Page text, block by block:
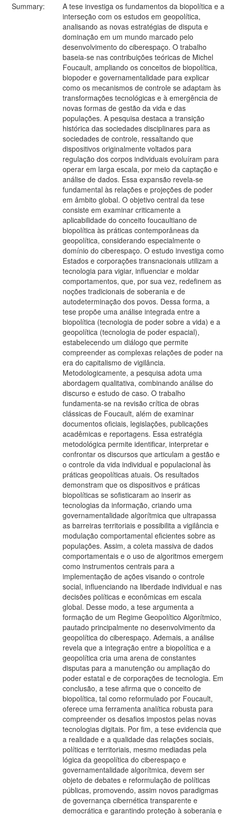
Summary:
A tese investiga os fundamentos da biopolítica e a
interseção com os estudos em geopolítica,
analisando as novas estratégias de disputa e
dominação em um mundo marcado pelo
desenvolvimento do ciberespaço. O trabalho
baseia-se nas contribuições teóricas de Michel
Foucault, ampliando os conceitos de biopolítica,
biopoder e governamentalidade para explicar
como os mecanismos de controle se adaptam às
transformações tecnológicas e à emergência de
novas formas de gestão da vida e das
populações. A pesquisa destaca a transição
histórica das sociedades disciplinares para as
sociedades de controle, ressaltando que
dispositivos originalmente voltados para
regulação dos corpos individuais evoluíram para
operar em larga escala, por meio da captação e
análise de dados. Essa expansão revela-se
fundamental às relações e projeções de poder
em âmbito global. O objetivo central da tese
consiste em examinar criticamente a
aplicabilidade do conceito foucaultiano de
biopolítica às práticas contemporâneas da
geopolítica, considerando especialmente o
domínio do ciberespaço. O estudo investiga como
Estados e corporações transnacionais utilizam a
tecnologia para vigiar, influenciar e moldar
comportamentos, que, por sua vez, redefinem as
noções tradicionais de soberania e de
autodeterminação dos povos. Dessa forma, a
tese propõe uma análise integrada entre a
biopolítica (tecnologia de poder sobre a vida) e a
geopolítica (tecnologia de poder espacial),
estabelecendo um diálogo que permite
compreender as complexas relações de poder na
era do capitalismo de vigilância.
Metodologicamente, a pesquisa adota uma
abordagem qualitativa, combinando análise do
discurso e estudo de caso. O trabalho
fundamenta-se na revisão crítica de obras
clássicas de Foucault, além de examinar
documentos oficiais, legislações, publicações
acadêmicas e reportagens. Essa estratégia
metodológica permite identificar, interpretar e
confrontar os discursos que articulam a gestão e
o controle da vida individual e populacional às
práticas geopolíticas atuais. Os resultados
demonstram que os dispositivos e práticas
biopolíticas se sofisticaram ao inserir as
tecnologias da informação, criando uma
governamentalidade algorítmica que ultrapassa
as barreiras territoriais e possibilita a vigilância e
modulação comportamental eficientes sobre as
populações. Assim, a coleta massiva de dados
comportamentais e o uso de algoritmos emergem
como instrumentos centrais para a
implementação de ações visando o controle
social, influenciando na liberdade individual e nas
decisões políticas e econômicas em escala
global. Desse modo, a tese argumenta a
formação de um Regime Geopolítico Algorítmico,
pautado principalmente no desenvolvimento da
geopolítica do ciberespaço. Ademais, a análise
revela que a integração entre a biopolítica e a
geopolítica cria uma arena de constantes
disputas para a manutenção ou ampliação do
poder estatal e de corporações de tecnologia. Em
conclusão, a tese afirma que o conceito de
biopolítica, tal como reformulado por Foucault,
oferece uma ferramenta analítica robusta para
compreender os desafios impostos pelas novas
tecnologias digitais. Por fim, a tese evidencia que
a realidade e a qualidade das relações sociais,
políticas e territoriais, mesmo mediadas pela
lógica da geopolítica do ciberespaço e
governamentalidade algorítmica, devem ser
objeto de debates e reformulação de políticas
públicas, promovendo, assim novos paradigmas
de governança cibernética transparente e
democrática e garantindo proteção à soberania e